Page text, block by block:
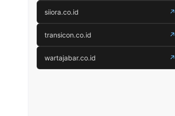
siiora.co.id ↗
transicon.co.id ↗
wartajabar.co.id ↗